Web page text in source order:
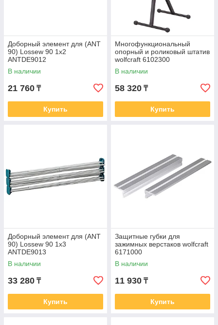
Доборный элемент для (ANT
90) Lossew 90 1х2
ANTDE9012
В наличии
21 760 ₸
Купить
Многофункциональный
опорный и роликовый штатив
wolfcraft 6102300
В наличии
58 320 ₸
Купить
Доборный элемент для (ANT
90) Lossew 90 1х3
ANTDE9013
В наличии
33 280 ₸
Купить
Защитные губки для
зажимных верстаков wolfcraft
6171000
В наличии
11 930 ₸
Купить